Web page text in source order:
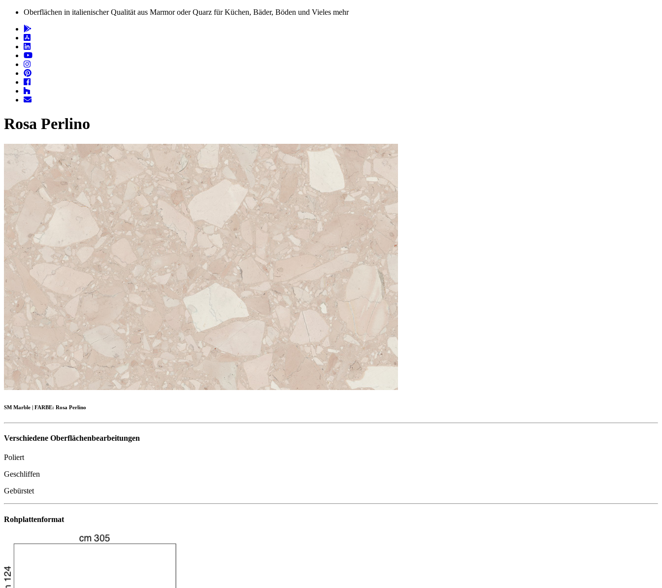
Oberflächen in italienischer Qualität aus Marmor oder Quarz für Küchen, Bäder, Böden und Vieles mehr
Rosa Perlino
SM Marble | FARBE: Rosa Perlino
Verschiedene Oberflächenbearbeitungen
Poliert
Geschliffen
Gebürstet
Rohplattenformat